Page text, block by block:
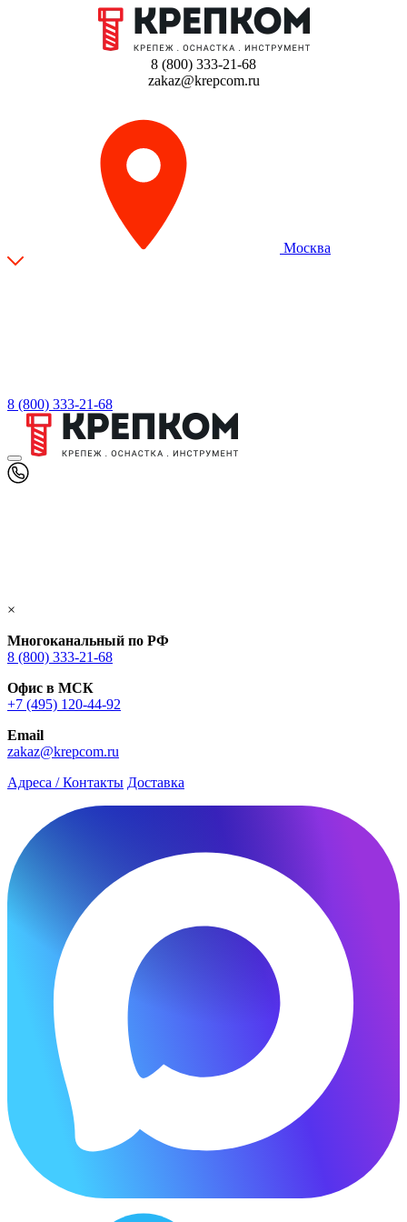
8 (800) 333-21-68
zakaz@krepcom.ru
Москва
8 (800) 333-21-68
×
Многоканальный по РФ
8 (800) 333‑21-68
Офис в МСК
+7 (495) 120-44-92
Email
zakaz@krepcom.ru
Адреса / Контакты Доставка